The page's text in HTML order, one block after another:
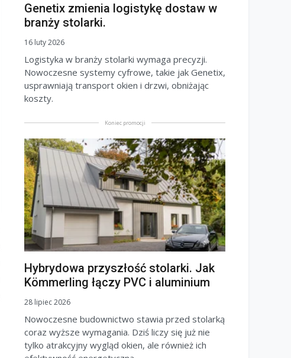
Genetix zmienia logistykę dostaw w
branży stolarki.
16 luty 2026
Logistyka w branży stolarki wymaga precyzji.
Nowoczesne systemy cyfrowe, takie jak Genetix,
usprawniają transport okien i drzwi, obniżając
koszty.
Koniec promocji
Hybrydowa przyszłość stolarki. Jak
Kömmerling łączy PVC i aluminium
28 lipiec 2026
Nowoczesne budownictwo stawia przed stolarką
coraz wyższe wymagania. Dziś liczy się już nie
tylko atrakcyjny wygląd okien, ale również ich